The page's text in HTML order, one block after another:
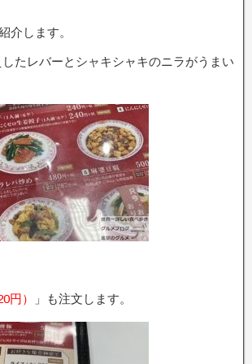
介します。
たレバーとシャキシャキのニラがうまい
円） 」も注文します。